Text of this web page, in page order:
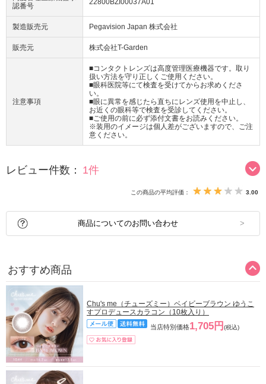
認番号
22800BZI00037A01
製造販売元 Pegavision Japan 株式会社
販売元 株式会社T-Garden
注意事項
■コンタクトレンズは高度管理医療機器です。取り
扱い方法を守り正しくご使用ください。
■眼科医院等にて検査を受けてからお求めくださ
い。
■眼に異常を感じたら直ちにレンズ使用を中止し、
お近くの眼科等で検査を受診してください。
■ご使用の前に必ず添付文書をお読みください。
※装用のイメージは個人差がございますので、ご注
意ください。
レビュー件数： 1件
この商品の平均評価： 3.00
商品についてのお問い合わせ
おすすめ商品
Chu's me（チューズミー）ベイビーブラウン ゆうこ
すプロデュースカラコン（10枚入り）
当店特別価格1,705円 (税込)